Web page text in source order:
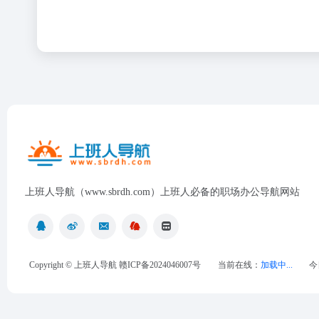
上班人导航（www.sbrdh.com）上班人必备的职场办公导航网站
Copyright © 上班人导航 赣ICP备2024046007号 当前在线： 加载中...